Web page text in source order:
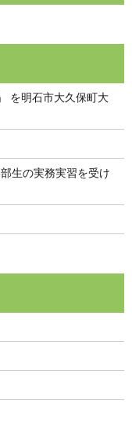
を明石市大久保町大
生の実務実習を受け